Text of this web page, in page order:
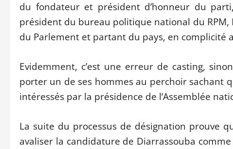
du fondateur et président d’honneur du
président du bureau politique national du
du Parlement et partant du pays, en complicité
Evidemment, c’est une erreur de casting,
porter un de ses hommes au perchoir sachant
intéressés par la présidence de l’Assemblée
La suite du processus de désignation prouve
avaliser la candidature de Diarrassouba comme